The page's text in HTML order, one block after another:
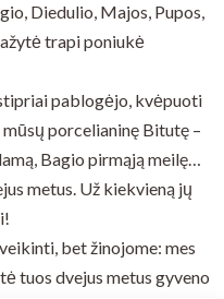
Diedulio, Majos, Pupos,
trapi poniukė
pablogėjo, kvėpuoti
porcelianinę Bitutę –
Bagio pirmąją meilę…
metus. Už kiekvieną jų
bet žinojome: mes
tuos dvejus metus gyveno